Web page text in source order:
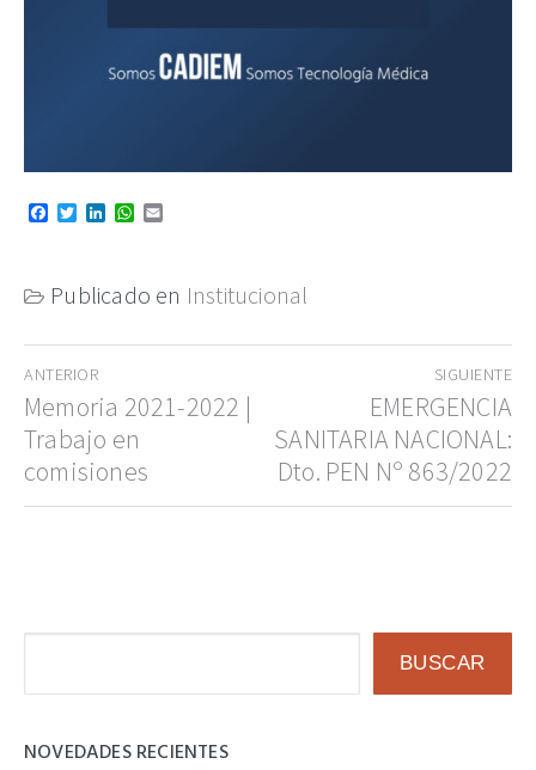
Facebook
TwitterLinkedInWhatsApp
Publicado en Institucional
Navegación
de
entradas
ANTERIOR
Entrada
anterior:
Memoria 2021-2022 |
Trabajo en
comisiones
SIGUIENTE
Entrada
siguiente:
EMERGENCIA
SANITARIA NACIONAL:
Dto. PEN Nº 863/2022
BUSCAR
NOVEDADES RECIENTES